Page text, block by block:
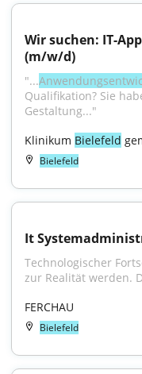
Wir suchen: IT-
(m/w/d)
"...
Qualifikation? Sie
Gestaltung..."
Klinikum Bielefeld
Bielefeld
It
Technologischer
zur Realität werden.
FERCHAU
Bielefeld